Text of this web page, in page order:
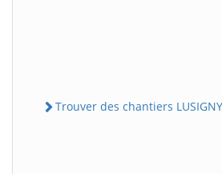
Trouver des chantiers LUSIGNY